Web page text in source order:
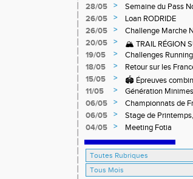
28/05
>
Semaine du Pass
26/05
>
Loan RODRIDE
26/05
>
Challenge Marche
20/05
>
🏔️ TRAIL RÉGION
19/05
>
Challenges Running
18/05
>
Retour sur les
off-road à Briançon
15/05 >
🏟️ Épreuves
11/05
>
Génération
06/05
>
Championnats de
06/05
>
Stage de
04/05
> Meeting Fotia